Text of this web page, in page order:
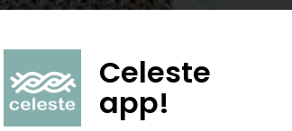
Celeste
app!